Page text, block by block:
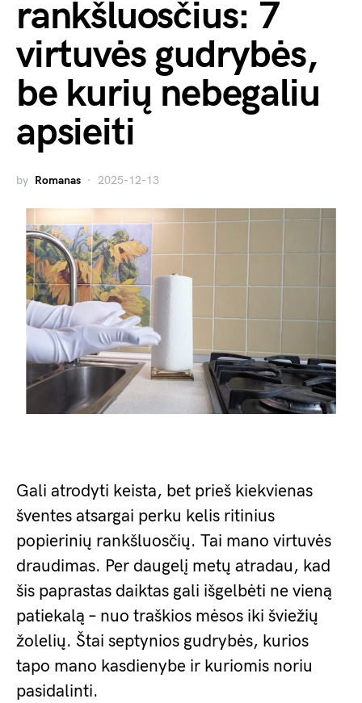
rankšluosčius: 7
virtuvės gudrybės,
be kurių nebegaliu
apsieiti
by Romanas 2025-12-13
Gali atrodyti keista, bet prieš kiekvienas
šventes atsargai perku kelis ritinius
popierinių rankšluosčių. Tai mano virtuvės
draudimas. Per daugelį metų atradau, kad
šis paprastas daiktas gali išgelbėti ne vieną
patiekalą – nuo traškios mėsos iki šviežių
žolelių. Štai septynios gudrybės, kurios
tapo mano kasdienybe ir kuriomis noriu
pasidalinti.